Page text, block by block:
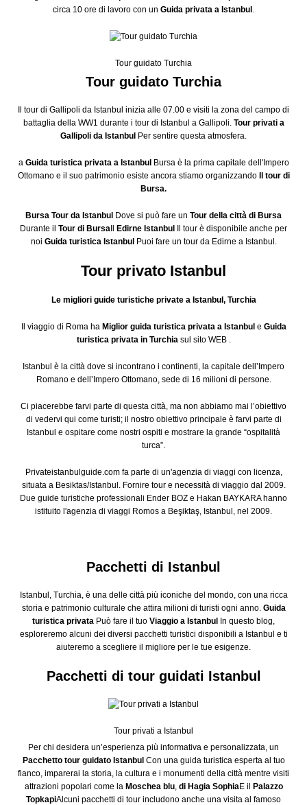
circa 10 ore di lavoro con un Guida privata a Istanbul .
Tour guidato Turchia
Tour guidato Turchia
Il tour di Gallipoli da Istanbul inizia alle 07.00 e visiti la zona del campo di
battaglia della WW1 durante i tour di Istanbul a Gallipoli. Tour privati a
Gallipoli da Istanbul Per sentire questa atmosfera.
a Guida turistica privata a Istanbul Bursa è la prima capitale dell'Impero
Ottomano e il suo patrimonio esiste ancora stiamo organizzando
Il tour di
Bursa.
Bursa Tour da Istanbul Dove si può fare un Tour della città di Bursa
Durante il Tour di Bursa Edirne Istanbul
Il tour è disponibile anche per
noi Guida turistica Istanbul Puoi fare un tour da Edirne a Istanbul.
Tour privato Istanbul
Le migliori guide turistiche private a Istanbul, Turchia
Il viaggio di Roma ha Miglior guida turistica privata a Istanbul e Guida
turistica privata in Turchiasul sito WEB .
Istanbul è la città dove si incontrano i continenti, la capitale dell’Impero
Romano e dell’Impero Ottomano, sede di 16 milioni di persone.
Ci piacerebbe farvi parte di questa città, ma non abbiamo mai l’obiettivo
di vedervi qui come turisti; il nostro obiettivo principale è farvi parte di
Istanbul e ospitare come nostri ospiti e mostrare la grande “ospitalità
turca”.
Privateistanbulguide.com fa parte di un'agenzia di viaggi con licenza,
situata a Besiktas/Istanbul. Fornire tour e necessità di viaggio dal 2009.
Due guide turistiche professionali Ender BOZ e Hakan BAYKARA hanno
istituito l'agenzia di viaggi Romos a Beşiktaş, Istanbul, nel 2009.
Pacchetti di Istanbul
Istanbul, Turchia, è una delle città più iconiche del mondo, con una ricca
storia e patrimonio culturale che attira milioni di turisti ogni anno. Guida
turistica privata Può fare il tuo Viaggio a Istanbul
In questo blog,
esploreremo alcuni dei diversi pacchetti turistici disponibili a Istanbul e ti
aiuteremo a scegliere il migliore per le tue esigenze.
Pacchetti di tour guidati Istanbul
Tour privati a Istanbul
Per chi desidera un’esperienza più informativa e personalizzata, un
Pacchetto tour guidato Istanbul Con una guida turistica esperta al tuo
fianco, imparerai la storia, la cultura e i monumenti della città mentre visiti
attrazioni popolari come la Moschea blu, di Hagia SophiaE il
Palazzo
TopkapiAlcuni pacchetti di tour includono anche una visita al famoso